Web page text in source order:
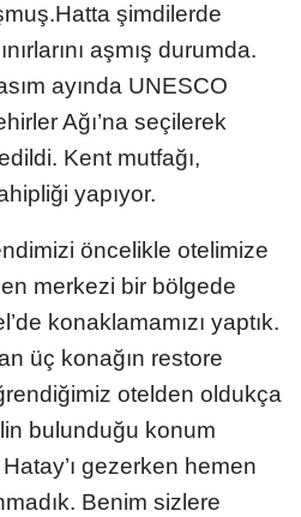
şimdilerde
aşmış durumda.
ayında UNESCO
Ağı’na seçilerek
Kent mutfağı,
yapıyor.
öncelikle otelimize
merkezi bir bölgede
konaklamamızı yaptık.
üç konağın restore
otelden oldukça
bulunduğu konum
gezerken hemen
Benim sizlere